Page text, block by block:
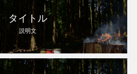
タイトル
説明文